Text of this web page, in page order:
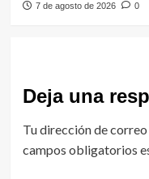
7 de agosto de 2026 0
Deja una
Tu dirección de
campos obligatorios